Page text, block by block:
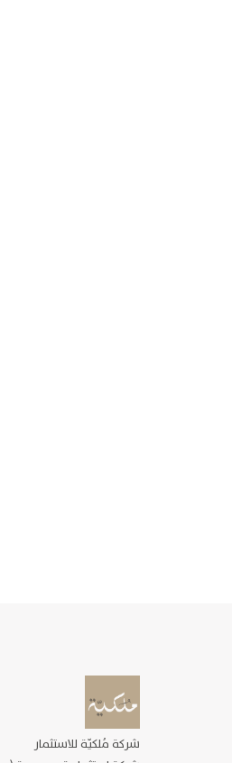
شركة مُلكيّة للاستثمار